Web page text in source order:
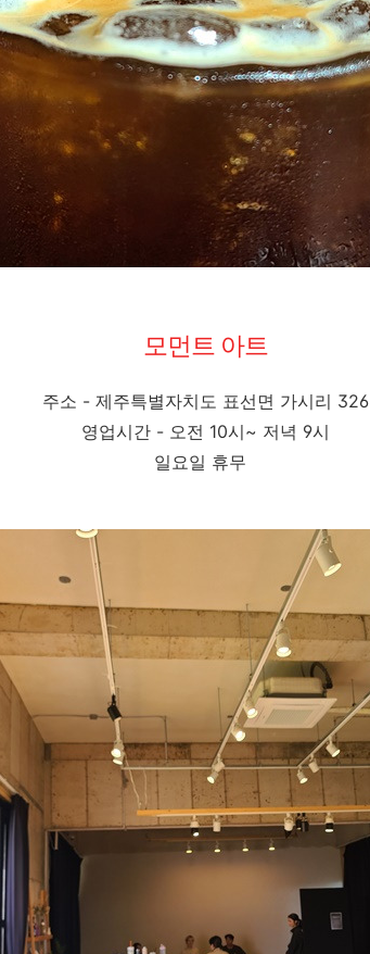
모먼트 아트
주소 - 제주특별자치도 표선면 가시리 326
영업시간 - 오전 10시~ 저녁 9시
일요일 휴무